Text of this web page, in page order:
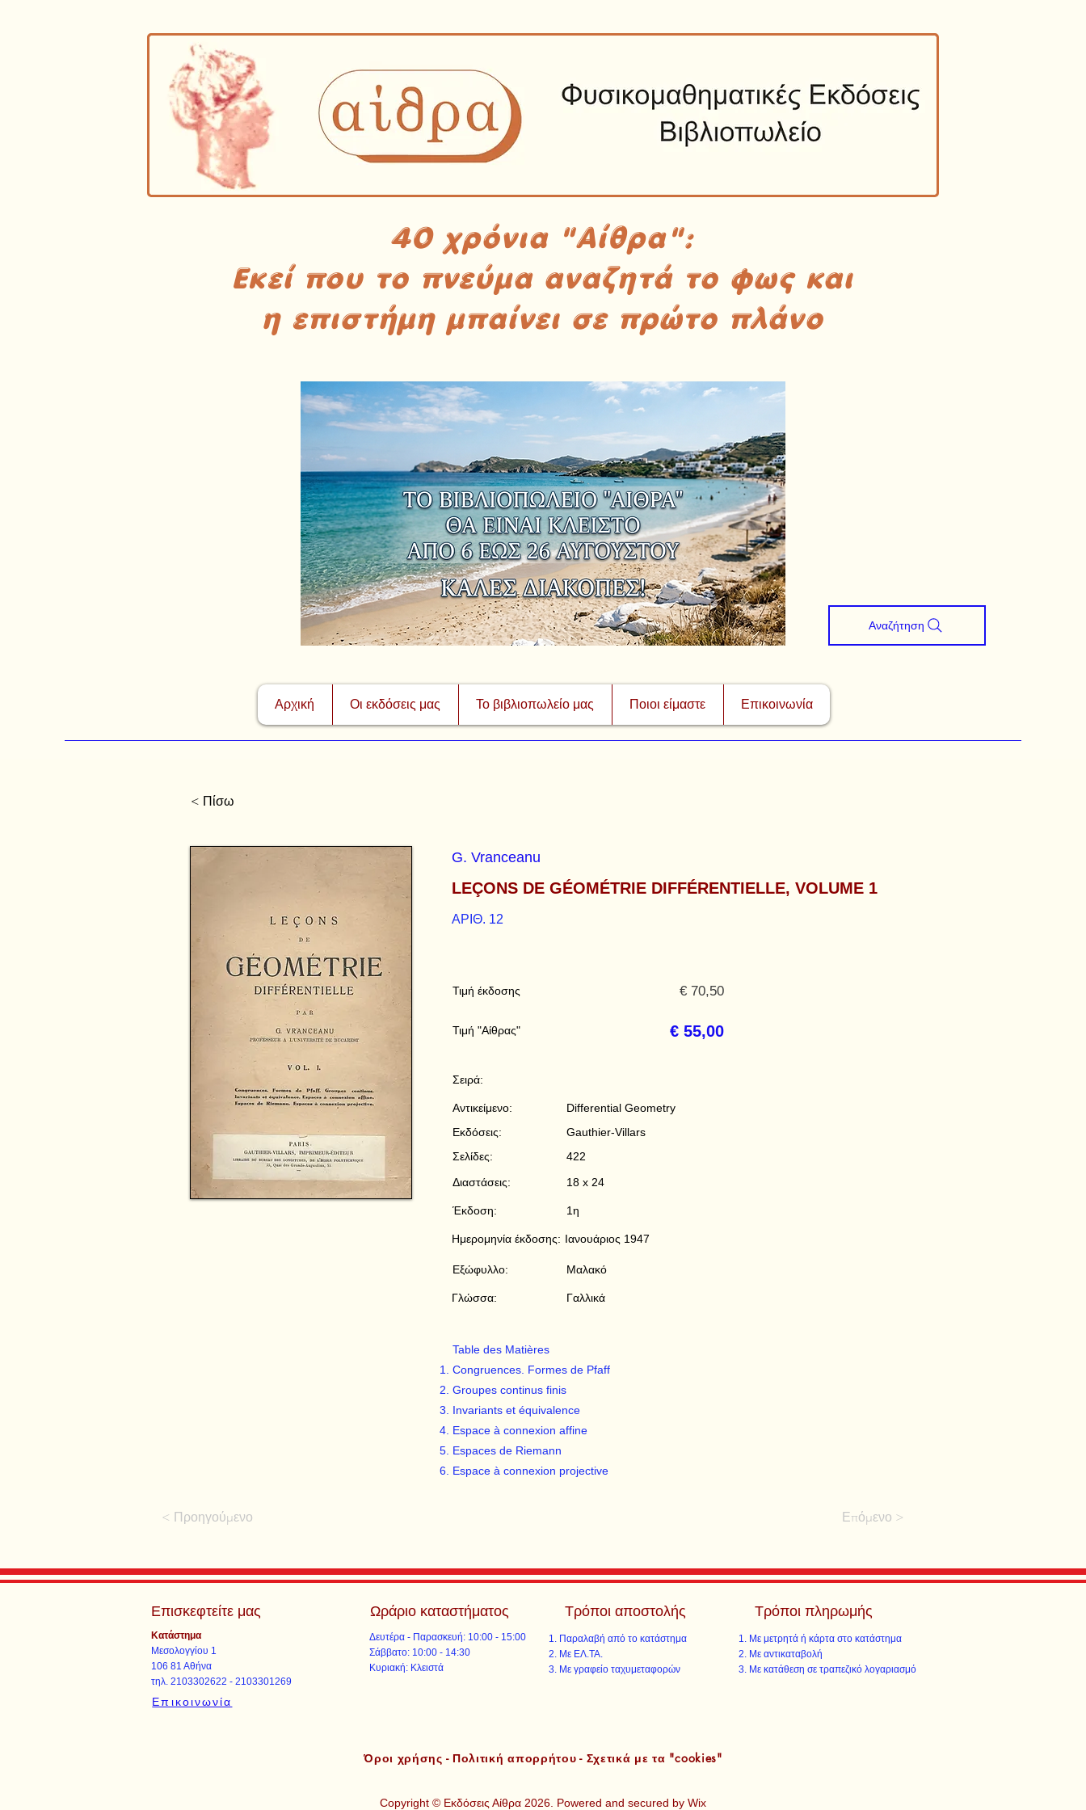
40 χρόνια "Αίθρα":
Εκεί που το πνεύμα αναζητά το φως και
η επιστήμη μπαίνει σε πρώτο πλάνο
Αρχική Οι εκδόσεις μας Το βιβλιοπωλείο μας Ποιοι είμαστε Επικοινωνία
Αναζήτηση
< Πίσω
G. Vranceanu
LEÇONS DE GÉOMÉTRIE DIFFÉRENTIELLE, VOLUME 1
ΑΡΙΘ. 12
Τιμή έκδοσης € 70,50
€ 55,00
Τιμή "Αίθρας"
Σειρά:
Αντικείμενο:
Εκδόσεις:
Σελίδες:
Διαστάσεις:
Differential Geometry
Gauthier-Villars
422
18 x 24
Έκδοση: 1η
Ημερομηνία έκδοσης: Ιανουάριος 1947
Εξώφυλλο:
Γλώσσα:
Μαλακό
Γαλλικά
Table des Matières
Congruences. Formes de Pfaff
Groupes continus finis
Invariants et équivalence
Espace à connexion affine
Espaces de Riemann
Espace à connexion projective
< Προηγούμενο Επόμενο >
Επισκεφτείτε μας
Κατάστημα
Μεσολογγίου 1
106 81 Αθήνα
τηλ. 2103302622 - 2103301269
Επικοινωνία
Ωράριο καταστήματος
Δευτέρα - Παρασκευή: 10:00 - 15:00
​​Σάββατο: 10:00 - 14:30
​Κυριακή: Κλειστά
Τρόποι αποστολής
Παραλαβή από το κατάστημα
Με ΕΛ.ΤΑ.​​
Με γραφείο ταχυμεταφορών​
Τρόποι πληρωμής
Με μετρητά ή κάρτα στο κατάστημα
Με αντικαταβολή
Με κατάθεση σε τραπεζικό λογαριασμό
Όροι χρήσης - Πολιτική απορρήτου - Σχετικά με τα "cookies"
Copyright © Εκδόσεις Αίθρα 2026. Powered and secured by Wix